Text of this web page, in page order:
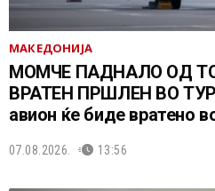
МАКЕДОНИЈА
МОМЧЕ ПАДНАЛО ОД
ВРАТЕН ПРШЛЕН ВО
авион ќе биде вратено
07.08.2026. 13:56